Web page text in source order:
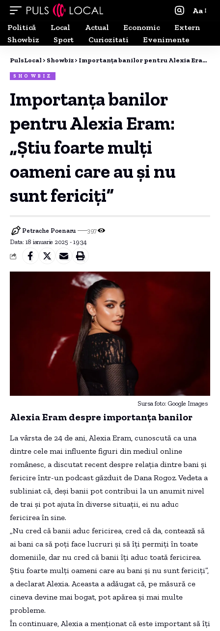
Aa
Politică
Local Actual Economic
Extern
Showbiz
Sport Curiozitati Evenimente
PulsLocal > Showbiz > Importanța banilor pentru Alexia Eram: „Știu foarte mulți oameni care au și nu sunt fericiți”
SHOWBIZ
Importanța banilor
pentru Alexia Eram:
„Știu foarte mulți
oameni care au și nu
sunt fericiți”
Data: 18 ianuarie 2025 - 19:34
Petrache Poenaru 397
Sursa foto: Google Images
Alexia Eram despre importanța banilor
La vârsta de 24 de ani, Alexia Eram, cunoscută ca una
dintre cele mai influente figuri din mediul online
românesc, a discutat recent despre relația dintre bani și
fericire într-un podcast găzduit de Dana Rogoz. Vedeta a
subliniat că, deși banii pot contribui la un anumit nivel
de trai și pot ajuta în diverse situații, ei nu aduc
fericirea în sine.
„Nu cred că banii aduc fericirea, cred că da, contează să
ai bani ca să poți face lucruri și să îți permiți în toate
domeniile, dar nu cred că banii îți aduc toată fericirea.
Știu foarte mulți oameni care au bani și nu sunt fericiți”,
a declarat Alexia. Aceasta a adăugat că, pe măsură ce
cineva devine mai bogat, pot apărea și mai multe
probleme.
În continuare, Alexia a menționat că este important să îți